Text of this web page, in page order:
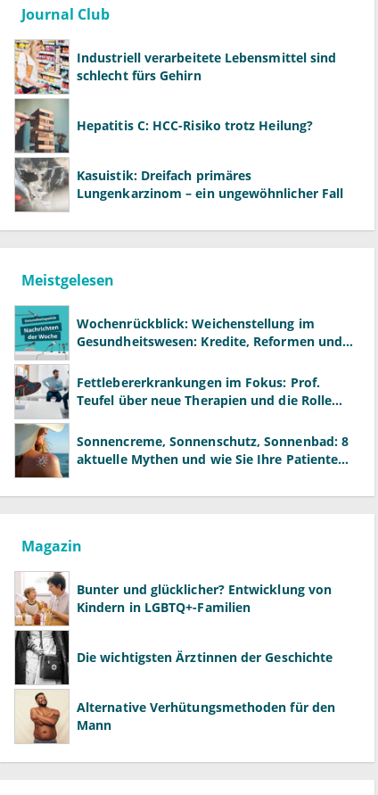
Journal Club
Industriell verarbeitete Lebensmittel sind
schlecht fürs Gehirn
Hepatitis C: HCC-Risiko trotz Heilung?
Kasuistik: Dreifach primäres
Lungenkarzinom – ein ungewöhnlicher Fall
Meistgelesen
Wochenrückblick: Weichenstellung im
Gesundheitswesen: Kredite, Reformen und
Fettlebererkrankungen im Fokus: Prof.
Teufel über neue Therapien und die Rolle
Sonnencreme, Sonnenschutz, Sonnenbad: 8
aktuelle Mythen und wie Sie Ihre Patienten
Magazin
Bunter und glücklicher? Entwicklung von
Kindern in LGBTQ+-Familien
Die wichtigsten Ärztinnen der Geschichte
Alternative Verhütungsmethoden für den
Mann